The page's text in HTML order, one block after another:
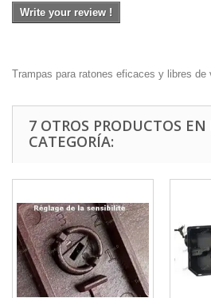
Write your review !
Trampas para ratones eficaces y libres de
7 OTROS PRODUCTOS
CATEGORÍA: